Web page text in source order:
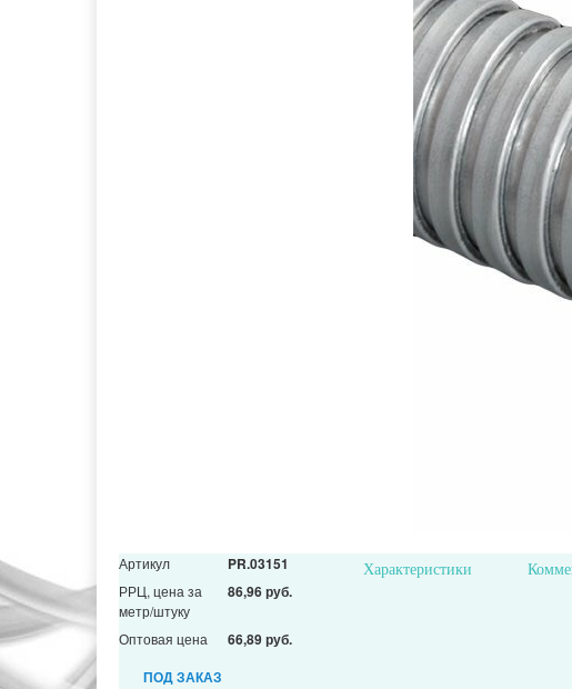
Артикул PR.03151
РРЦ, цена за
метр/штуку
86,96 руб.
Оптовая цена
66,89 руб.
ПОД ЗАКАЗ
Характеристики